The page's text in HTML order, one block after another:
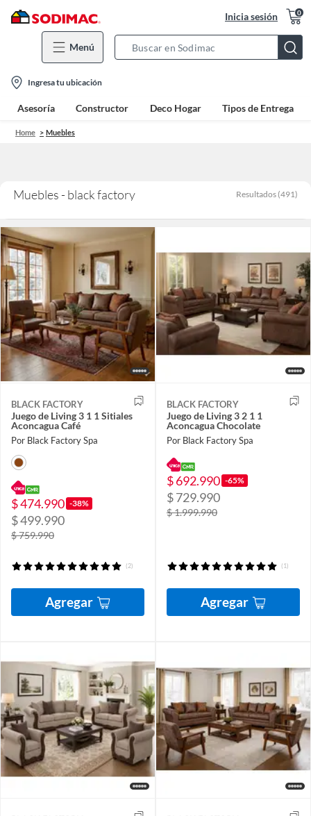
Inicia sesión 0
Menú
Bar
location-
icon
Ingresa tu ubicación
Asesoría Constructor Deco Hogar Tipos de Entrega
Home Muebles
Muebles - black factory Resultados (491)
BLACK FACTORY
Juego de Living 3 1 1 Sitiales
Aconcagua Café
Por Black Factory Spa
$ 474.990 -38%
$ 499.990
$ 759.990
(2)
Agregar
BLACK FACTORY
Juego de Living 3 2 1 1
Aconcagua Chocolate
Por Black Factory Spa
$ 692.990 -65%
$ 729.990
$ 1.999.990
(1)
Agregar